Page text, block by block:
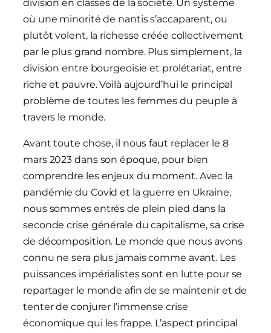
division en classes de la société. Un système
où une minorité de nantis s’accaparent, ou
plutôt volent, la richesse créée collectivement
par le plus grand nombre. Plus simplement, la
division entre bourgeoisie et prolétariat, entre
riche et pauvre. Voilà aujourd’hui le principal
problème de toutes les femmes du peuple à
travers le monde.
Avant toute chose, il nous faut replacer le 8
mars 2023 dans son époque, pour bien
comprendre les enjeux du moment. Avec la
pandémie du Covid et la guerre en Ukraine,
nous sommes entrés de plein pied dans la
seconde crise générale du capitalisme, sa crise
de décomposition. Le monde que nous avons
connu ne sera plus jamais comme avant. Les
puissances impérialistes sont en lutte pour se
repartager le monde afin de se maintenir et de
tenter de conjurer l’immense crise
économique qui les frappe. L’aspect principal